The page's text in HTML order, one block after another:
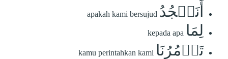
أَنَسۡجُدُ apakah kami bersujud
لِمَا kepada apa
تَأۡمُرُنَا kamu perintahkan kami